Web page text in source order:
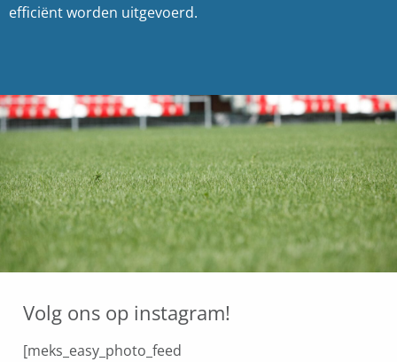
efficiënt worden uitgevoerd.
Volg ons op instagram!
[meks_easy_photo_feed